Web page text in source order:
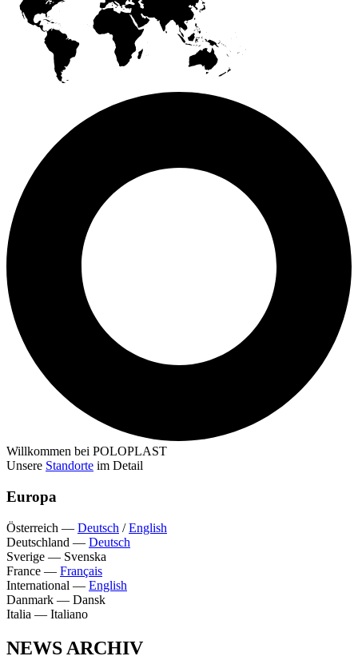
Willkommen bei POLOPLAST
Unsere Standorte im Detail
Europa
Österreich — Deutsch /English
Deutschland — Deutsch
Sverige — Svenska
France — Français
International — English
Danmark — Dansk
Italia — Italiano
NEWS ARCHIV